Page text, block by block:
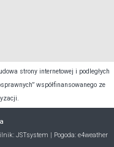
strony internetowej i podległych
współfinansowanego ze
JSTsystem | Pogoda: e4weather